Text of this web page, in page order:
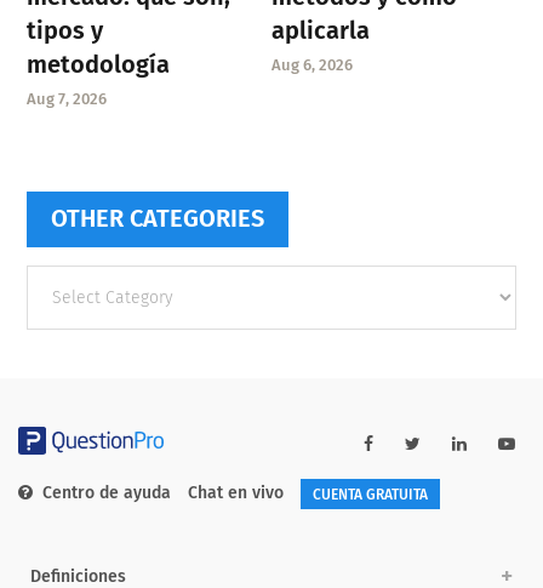
tipos y
metodología
Aug 7, 2026
aplicarla
Aug 6, 2026
OTHER CATEGORIES
categories
Centro de ayuda Chat en vivo CUENTA GRATUITA
Definiciones